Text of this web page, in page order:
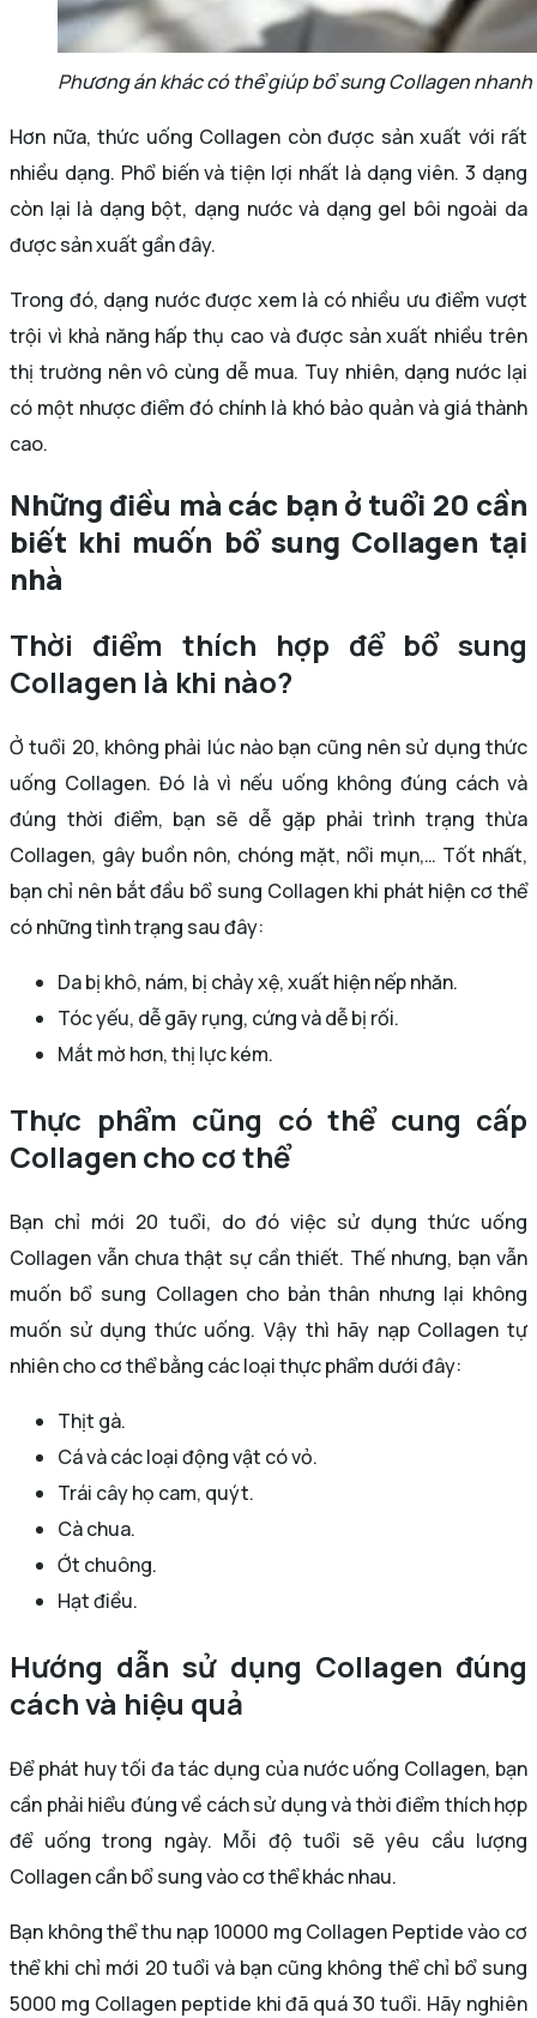
Phương án khác có thể giúp bổ sung Collagen
Hơn nữa, thức uống Collagen còn được sản xuất với rất
nhiều dạng. Phổ biến và tiện lợi nhất là dạng viên. 3 dạng
còn lại là dạng bột, dạng nước và dạng gel bôi ngoài da
được sản xuất gần đây.
Trong đó, dạng nước được xem là có nhiều ưu điểm vượt
trội vì khả năng hấp thụ cao và được sản xuất nhiều trên
thị trường nên vô cùng dễ mua. Tuy nhiên, dạng nước lại
có một nhược điểm đó chính là khó bảo quản và giá thành
cao.
Những điều mà các bạn ở tuổi 20 cần
biết khi muốn bổ sung Collagen tại
nhà
Thời điểm thích hợp để bổ sung
Collagen là khi nào?
Ở tuổi 20, không phải lúc nào bạn cũng nên sử dụng thức
uống Collagen. Đó là vì nếu uống không đúng cách và
đúng thời điểm, bạn sẽ dễ gặp phải trình trạng thừa
Collagen, gây buồn nôn, chóng mặt, nổi mụn,… Tốt nhất,
bạn chỉ nên bắt đầu bổ sung Collagen khi phát hiện cơ thể
có những tình trạng sau đây:
Da bị khô, nám, bị chảy xệ, xuất hiện nếp nhăn.
Tóc yếu, dễ gãy rụng, cứng và dễ bị rối.
Mắt mờ hơn, thị lực kém.
Thực phẩm cũng có thể cung cấp
Collagen cho cơ thể
Bạn chỉ mới 20 tuổi, do đó việc sử dụng thức uống
Collagen vẫn chưa thật sự cần thiết. Thế nhưng, bạn vẫn
muốn bổ sung Collagen cho bản thân nhưng lại không
muốn sử dụng thức uống. Vậy thì hãy nạp Collagen tự
nhiên cho cơ thể bằng các loại thực phẩm dưới đây:
Thịt gà.
Cá và các loại động vật có vỏ.
Trái cây họ cam, quýt.
Cà chua.
Ớt chuông.
Hạt điều.
Hướng dẫn sử dụng Collagen đúng
cách và hiệu quả
Để phát huy tối đa tác dụng của nước uống Collagen, bạn
cần phải hiểu đúng về cách sử dụng và thời điểm thích hợp
để uống trong ngày. Mỗi độ tuổi sẽ yêu cầu lượng
Collagen cần bổ sung vào cơ thể khác nhau.
Bạn không thể thu nạp 10000 mg Collagen Peptide vào cơ
thể khi chỉ mới 20 tuổi và bạn cũng không thể chỉ bổ sung
5000 mg Collagen peptide khi đã quá 30 tuổi. Hãy nghiên